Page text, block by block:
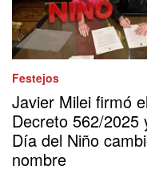
Festejos
Javier Milei firmó el
Decreto 562/2025
Día del Niño
nombre